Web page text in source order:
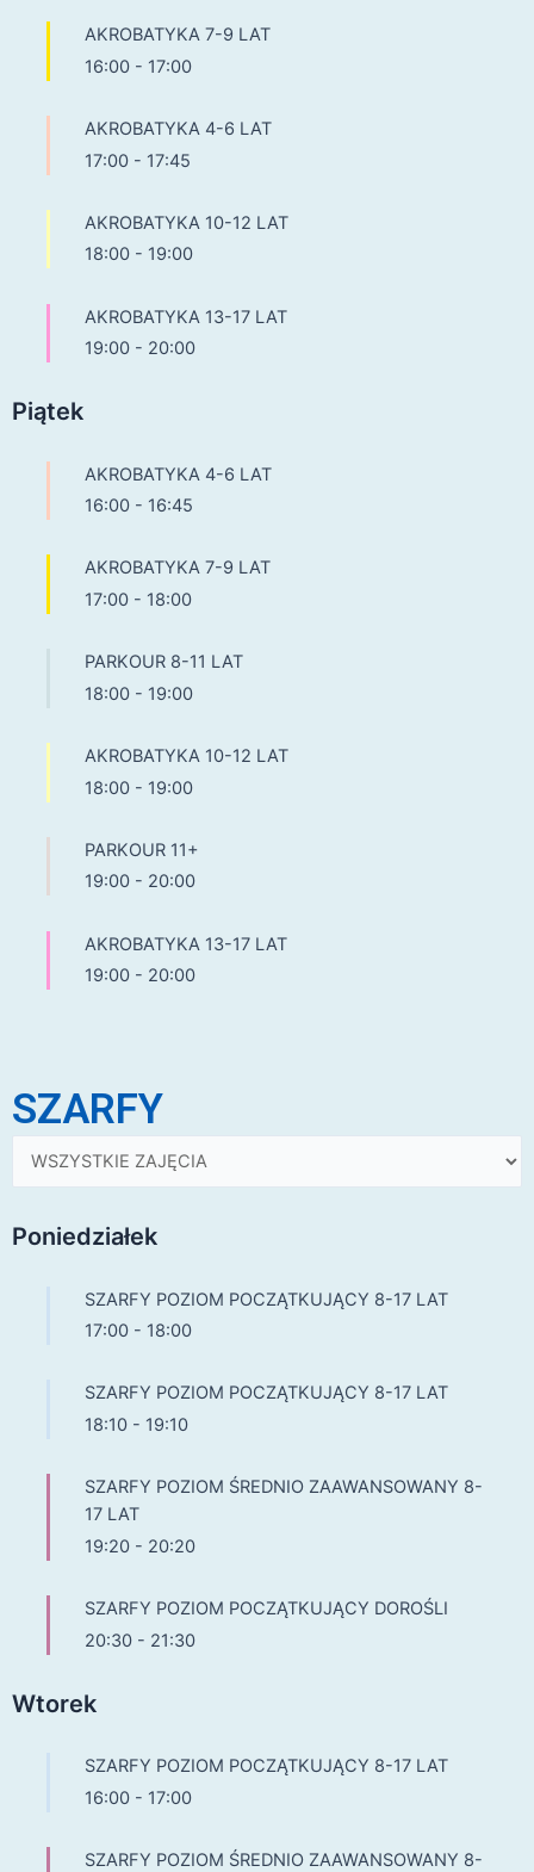
AKROBATYKA 7-9 LAT
16:00 - 17:00
AKROBATYKA 4-6 LAT
17:00 - 17:45
AKROBATYKA 10-12 LAT
18:00 - 19:00
AKROBATYKA 13-17 LAT
19:00 - 20:00
Piątek
AKROBATYKA 4-6 LAT
16:00 - 16:45
AKROBATYKA 7-9 LAT
17:00 - 18:00
PARKOUR 8-11 LAT
18:00 - 19:00
AKROBATYKA 10-12 LAT
18:00 - 19:00
PARKOUR 11+
19:00 - 20:00
AKROBATYKA 13-17 LAT
19:00 - 20:00
SZARFY
Poniedziałek
SZARFY POZIOM POCZĄTKUJĄCY 8-17 LAT
17:00 - 18:00
SZARFY POZIOM POCZĄTKUJĄCY 8-17 LAT
18:10 - 19:10
SZARFY POZIOM ŚREDNIO ZAAWANSOWANY 8-
17 LAT
19:20 - 20:20
SZARFY POZIOM POCZĄTKUJĄCY DOROŚLI
20:30 - 21:30
Wtorek
SZARFY POZIOM POCZĄTKUJĄCY 8-17 LAT
16:00 - 17:00
SZARFY POZIOM ŚREDNIO ZAAWANSOWANY 8-